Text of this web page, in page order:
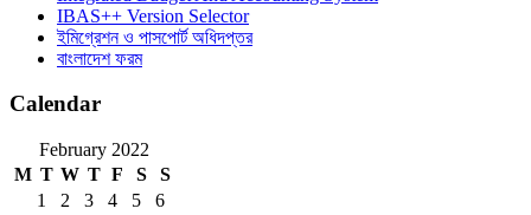
IBAS++ Version Selector
ইমিগ্রেশন ও পাসপোর্ট অধিদপ্তর
বাংলাদেশ ফরম
Calendar
February 2022
M T W T F S
S
1
2 3 4 5
6